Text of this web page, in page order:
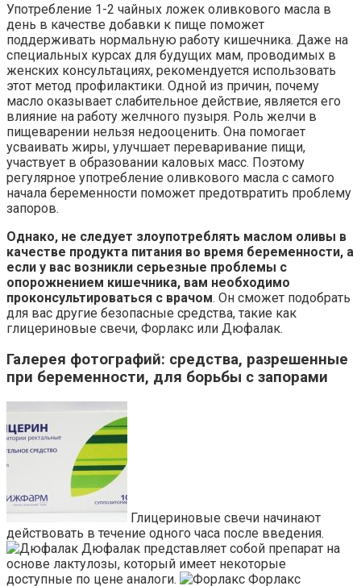
Употребление 1-2 чайных ложек оливкового масла в
день в качестве добавки к пище поможет
поддерживать нормальную работу кишечника. Даже на
специальных курсах для будущих мам, проводимых в
женских консультациях, рекомендуется использовать
этот метод профилактики. Одной из причин, почему
масло оказывает слабительное действие, является его
влияние на работу желчного пузыря. Роль желчи в
пищеварении нельзя недооценить. Она помогает
усваивать жиры, улучшает переваривание пищи,
участвует в образовании каловых масс. Поэтому
регулярное употребление оливкового масла с самого
начала беременности поможет предотвратить проблему
запоров.
Однако, не следует злоупотреблять маслом оливы в
качестве продукта питания во время беременности, а
если у вас возникли серьезные проблемы с
опорожнением кишечника, вам необходимо
проконсультироваться с врачом. Он сможет подобрать
для вас другие безопасные средства, такие как
глицериновые свечи, Форлакс или Дюфалак.
Галерея фотографий: средства, разрешенные
при беременности, для борьбы с запорами
Глицериновые свечи начинают
действовать в течение одного часа после введения.
Дюфалак представляет собой препарат на
основе лактулозы, который имеет некоторые
доступные по цене аналоги.
Форлакс